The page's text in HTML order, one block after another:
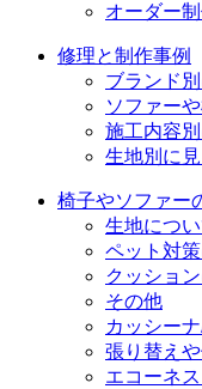
オーダー
修理と制作事例
ブランド
ソファー
施工内容
生地別に
椅子やソファー
生地につ
ペット対
クッショ
その他
カッシーナ
張り替え
エコーネ